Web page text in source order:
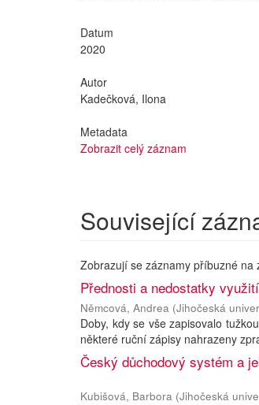
Datum
2020
Autor
Kadečková, Ilona
Metadata
Zobrazit celý záznam
Související
Zobrazují se záznamy příbuzné
Přednosti a nedostatky
Němcová, Andrea (Jihočeská
Doby, kdy se vše zapisovalo
některé ruční zápisy nahrazeny
Český důchodový systém a
Kubišová, Barbora (Jihočeská